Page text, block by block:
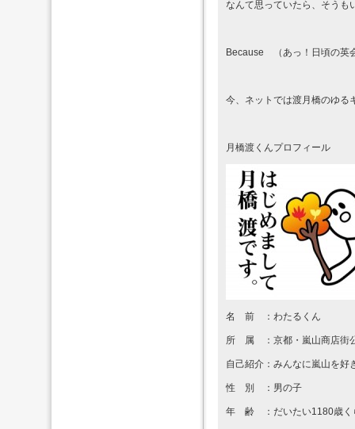
なんて思っていたら、そうも
Because （あっ！日頃の英
今、ネットでは渡月橋のゆる
月橋渡くんプロフィール
名 前 ：わたるくん
所 属 ：京都・嵐山商店街
自己紹介：みんなに嵐山を好
性 別 ：男の子
年 齢 ：だいたい1180歳く